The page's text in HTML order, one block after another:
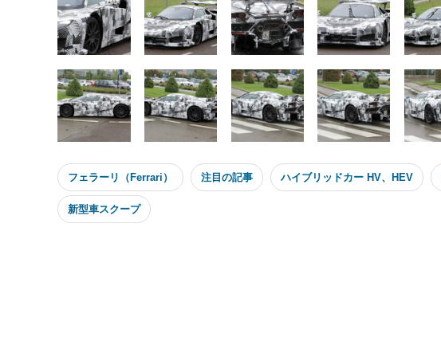
フェラーリ（Ferrari） 注目の記事 ハイブリッドカー HV、HEV
新型車スクープ